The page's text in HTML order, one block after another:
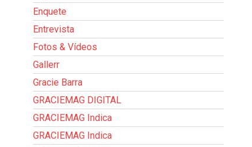
Enquete
Entrevista
Fotos & Vídeos
Gallerr
Gracie Barra
GRACIEMAG DIGITAL
GRACIEMAG Indica
GRACIEMAG Indica